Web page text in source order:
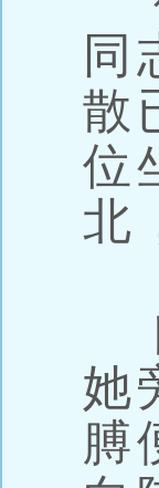
同
散
位
北
她
膊